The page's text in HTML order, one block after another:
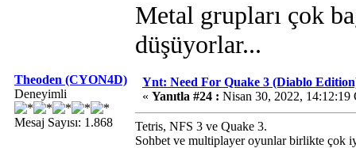
Metal grupları çok
düşüyorlar...
Theoden (CYON4D)
Deneyimli
Mesaj Sayısı: 1.868
Ynt: Need For Quake 3 (Diablo
« Yanıtla #24 : Nisan 30, 2022, 14:12:19
Tetris, NFS 3 ve Quake 3.
Sohbet ve multiplayer oyunlar birlikte çok